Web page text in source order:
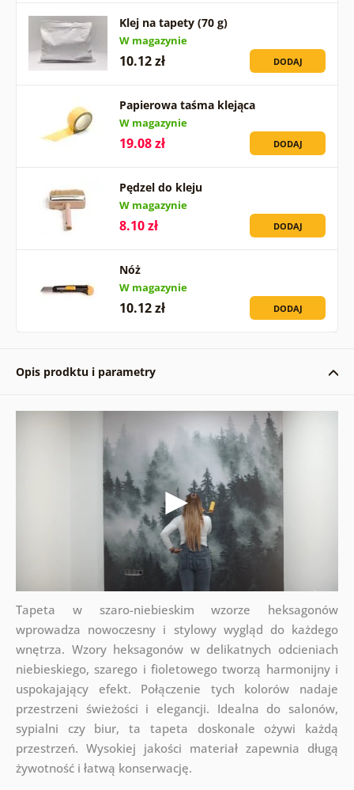
Klej na tapety (70 g)
W magazynie
10.12 zł DODAJ
Papierowa taśma klejąca
W magazynie
19.08 zł DODAJ
Pędzel do kleju
W magazynie
8.10 zł DODAJ
Nóż
W magazynie
10.12 zł DODAJ
Opis prodktu i parametry
Tapeta w szaro-niebieskim wzorze heksagonów
wprowadza nowoczesny i stylowy wygląd do każdego
wnętrza. Wzory heksagonów w delikatnych odcieniach
niebieskiego, szarego i fioletowego tworzą harmonijny i
uspokajający efekt. Połączenie tych kolorów nadaje
przestrzeni świeżości i elegancji. Idealna do salonów,
sypialni czy biur, ta tapeta doskonale ożywi każdą
przestrzeń. Wysokiej jakości materiał zapewnia długą
żywotność i łatwą konserwację.